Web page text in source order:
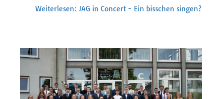
Weiterlesen: JAG in Concert - Ein bisschen singen?